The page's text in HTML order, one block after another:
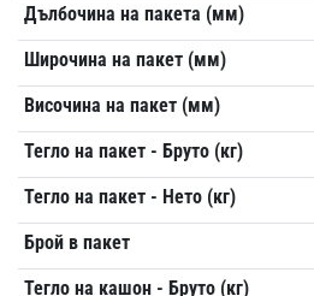
Дълбочина на пакета (мм)
Широчина на пакет (мм)
Височина на пакет (мм)
Тегло на пакет - Бруто (кг)
Тегло на пакет - Нето (кг)
Брой в пакет
Тегло на кашон - Бруто (кг)